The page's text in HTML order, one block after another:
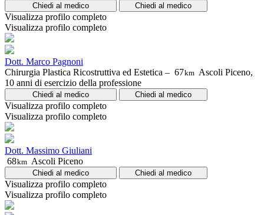
Chiedi al medico Chiedi al medico
Visualizza profilo completo
Visualizza profilo completo
Dott. Marco Pagnoni
Chirurgia Plastica Ricostruttiva ed Estetica – 67km Ascoli Piceno,
10 anni di esercizio della professione
Chiedi al medico Chiedi al medico
Visualizza profilo completo
Visualizza profilo completo
Dott. Massimo Giuliani
68km Ascoli Piceno
Chiedi al medico Chiedi al medico
Visualizza profilo completo
Visualizza profilo completo